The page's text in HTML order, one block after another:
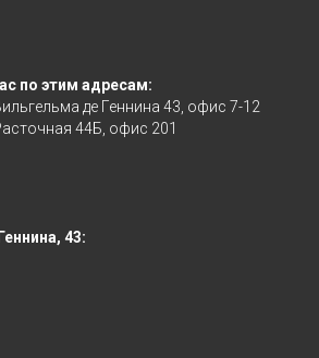
по этим адресам:
де Геннина 43, офис 7-12
44Б, офис 201
43: